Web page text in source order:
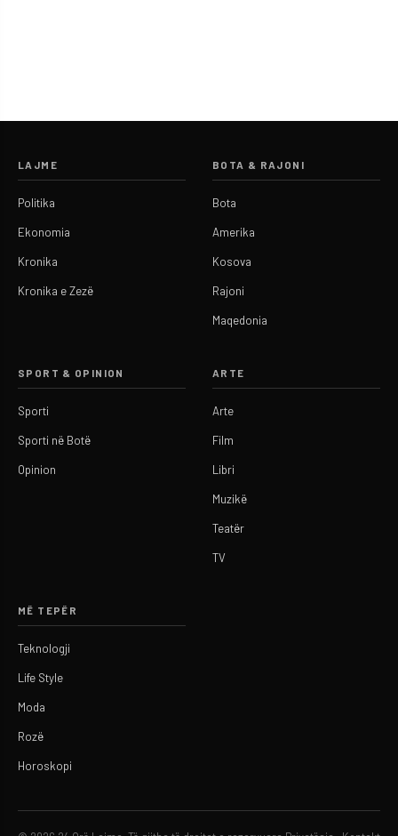
LAJME
Politika
Ekonomia
Kronika
Kronika e Zezë
BOTA & RAJONI
Bota
Amerika
Kosova
Rajoni
Maqedonia
SPORT & OPINION
Sporti
Sporti në Botë
Opinion
ARTE
Arte
Film
Libri
Muzikë
Teatër
TV
MË TEPËR
Teknologji
Life Style
Moda
Rozë
Horoskopi